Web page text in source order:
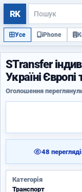
Усе iPhone
STransfer
Україні
Оголошення
48
Категорія
Транспорт